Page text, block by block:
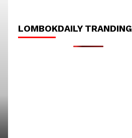
LOMBOKDAILY TRANDING